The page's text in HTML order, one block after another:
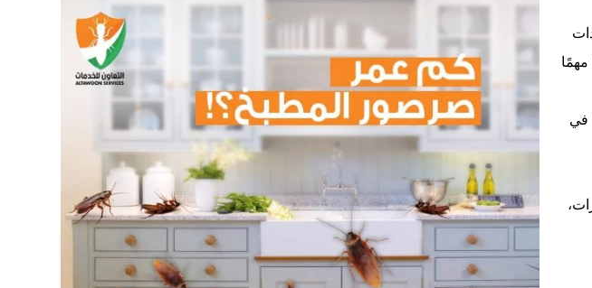
مهمًا
في